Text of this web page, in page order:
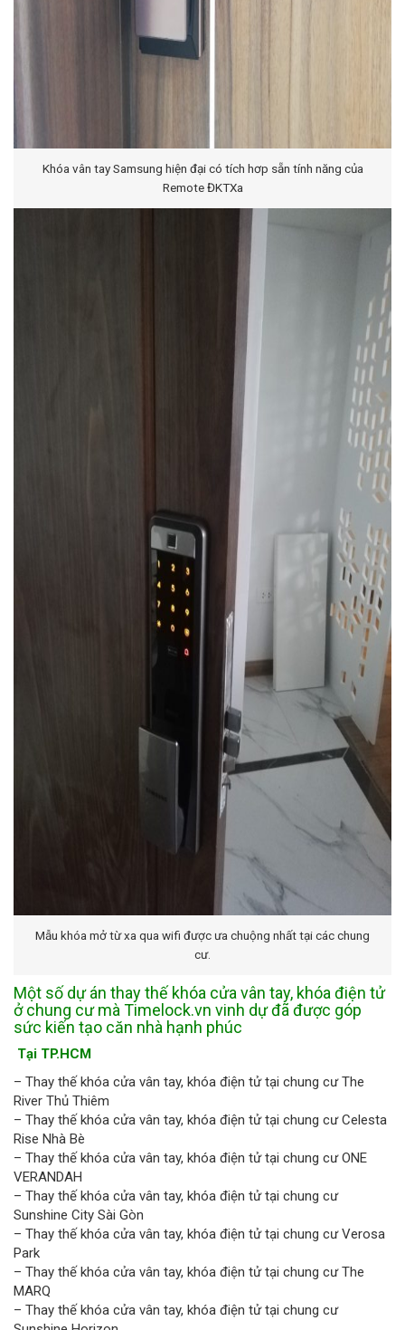
Khóa vân tay Samsung hiện đại có tích hơp sẵn tính năng của
Remote ĐKTXa
Mẫu khóa mở từ xa qua wifi được ưa chuộng nhất tại các chung
cư.
Một số dự án thay thế khóa cửa vân tay, khóa điện tử
ở chung cư mà Timelock.vn vinh dự đã được góp
sức kiến tạo căn nhà hạnh phúc
Tại TP.HCM
– Thay thế khóa cửa vân tay, khóa điện tử tại chung cư The
River Thủ Thiêm
– Thay thế khóa cửa vân tay, khóa điện tử tại chung cư Celesta
Rise Nhà Bè
– Thay thế khóa cửa vân tay, khóa điện tử tại chung cư ONE
VERANDAH
– Thay thế khóa cửa vân tay, khóa điện tử tại chung cư
Sunshine City Sài Gòn
– Thay thế khóa cửa vân tay, khóa điện tử tại chung cư Verosa
Park
– Thay thế khóa cửa vân tay, khóa điện tử tại chung cư The
MARQ
– Thay thế khóa cửa vân tay, khóa điện tử tại chung cư